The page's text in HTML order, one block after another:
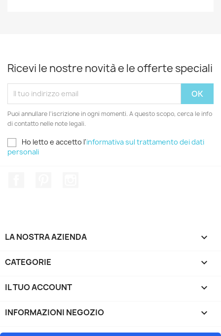
Ricevi le nostre novità e le offerte speciali
Puoi annullare l'iscrizione in ogni momenti. A questo scopo, cerca le info
di contatto nelle note legali.
Ho letto e accetto l'informativa sul trattamento dei dati
personali
LA NOSTRA AZIENDA 
CATEGORIE 
IL TUO ACCOUNT 
INFORMAZIONI NEGOZIO keyboard_arrow_down